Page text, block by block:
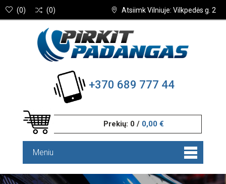
Atsiimk Vilniuje: Vilkpedės g. 2
(0) (0)
+370 689 777 44
Prekių: 0 / 0,00 €
Meniu